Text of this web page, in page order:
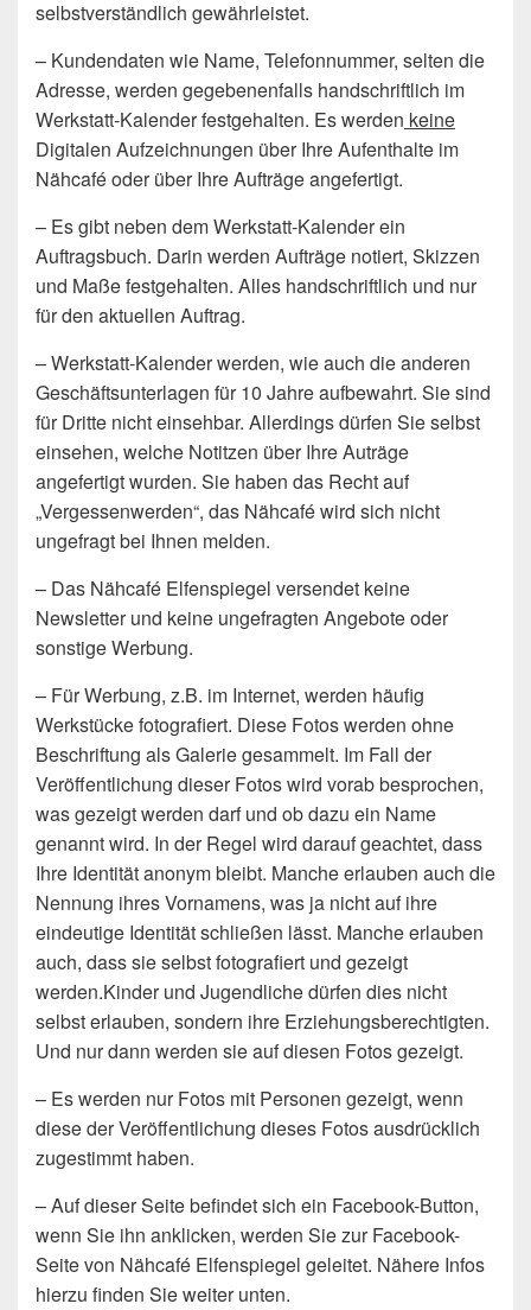
selbstverständlich gewährleistet.
– Kundendaten wie Name, Telefonnummer, selten die
Adresse, werden gegebenenfalls handschriftlich im
Werkstatt-Kalender festgehalten. Es werden keine
Digitalen Aufzeichnungen über Ihre Aufenthalte im
Nähcafé oder über Ihre Aufträge angefertigt.
– Es gibt neben dem Werkstatt-Kalender ein
Auftragsbuch. Darin werden Aufträge notiert, Skizzen
und Maße festgehalten. Alles handschriftlich und nur
für den aktuellen Auftrag.
– Werkstatt-Kalender werden, wie auch die anderen
Geschäftsunterlagen für 10 Jahre aufbewahrt. Sie sind
für Dritte nicht einsehbar. Allerdings dürfen Sie selbst
einsehen, welche Notitzen über Ihre Auträge
angefertigt wurden. Sie haben das Recht auf
„Vergessenwerden“, das Nähcafé wird sich nicht
ungefragt bei Ihnen melden.
– Das Nähcafé Elfenspiegel versendet keine
Newsletter und keine ungefragten Angebote oder
sonstige Werbung.
– Für Werbung, z.B. im Internet, werden häufig
Werkstücke fotografiert. Diese Fotos werden ohne
Beschriftung als Galerie gesammelt. Im Fall der
Veröffentlichung dieser Fotos wird vorab besprochen,
was gezeigt werden darf und ob dazu ein Name
genannt wird. In der Regel wird darauf geachtet, dass
Ihre Identität anonym bleibt. Manche erlauben auch die
Nennung ihres Vornamens, was ja nicht auf ihre
eindeutige Identität schließen lässt. Manche erlauben
auch, dass sie selbst fotografiert und gezeigt
werden.Kinder und Jugendliche dürfen dies nicht
selbst erlauben, sondern ihre Erziehungsberechtigten.
Und nur dann werden sie auf diesen Fotos gezeigt.
– Es werden nur Fotos mit Personen gezeigt, wenn
diese der Veröffentlichung dieses Fotos ausdrücklich
zugestimmt haben.
– Auf dieser Seite befindet sich ein Facebook-Button,
wenn Sie ihn anklicken, werden Sie zur Facebook-
Seite von Nähcafé Elfenspiegel geleitet. Nähere Infos
hierzu finden Sie weiter unten.